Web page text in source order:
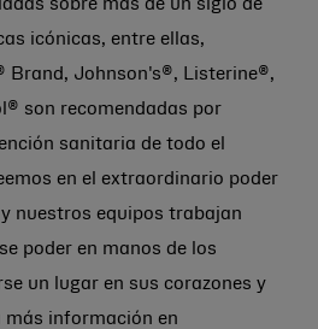
sobre más de un siglo de
icónicas, entre ellas,
Brand, Johnson's®, Listerine®,
son recomendadas por
sanitaria de todo el
en el extraordinario poder
nuestros equipos trabajan
poder en manos de los
un lugar en sus corazones y
más información en